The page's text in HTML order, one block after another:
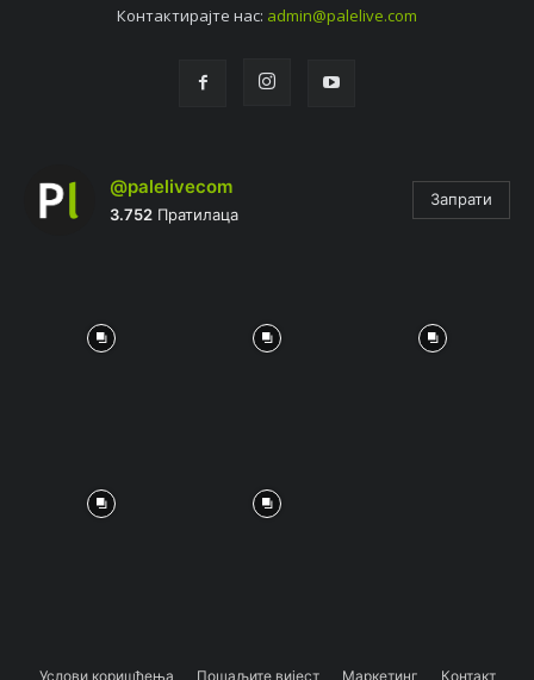
Контактирајтe нас: admin@palelive.com
@palelivecom
3.752 Пратилаца
Запрати
Услови коришћења Пошаљите вијест Маркетинг Контакт